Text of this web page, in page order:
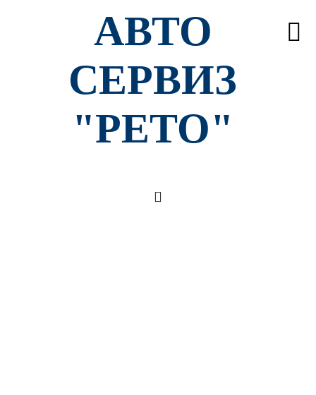
АВТО
СЕРВИЗ
"РЕТО"